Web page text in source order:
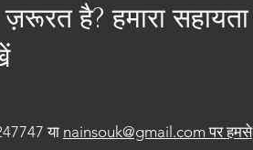
है? हमारा सहायता
या nainsouk@gmail.com पर हमसे